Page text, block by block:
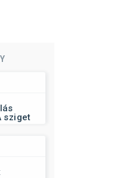
sziget